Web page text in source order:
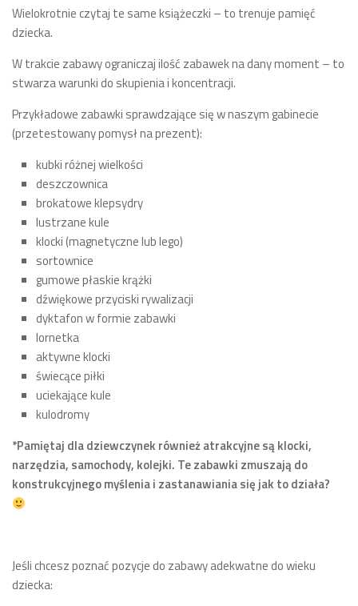
Wielokrotnie czytaj te same książeczki – to trenuje pamięć
dziecka.
W trakcie zabawy ograniczaj ilość zabawek na dany moment – to
stwarza warunki do skupienia i koncentracji.
Przykładowe zabawki sprawdzające się w naszym gabinecie
(przetestowany pomysł na prezent):
kubki różnej wielkości
deszczownica
brokatowe klepsydry
lustrzane kule
klocki (magnetyczne lub lego)
sortownice
gumowe płaskie krążki
dźwiękowe przyciski rywalizacji
dyktafon w formie zabawki
lornetka
aktywne klocki
świecące piłki
uciekające kule
kulodromy
*Pamiętaj dla dziewczynek również atrakcyjne są klocki,
narzędzia, samochody, kolejki. Te zabawki zmuszają do
konstrukcyjnego myślenia i zastanawiania się jak to działa?
Jeśli chcesz poznać pozycje do zabawy adekwatne do wieku
dziecka: